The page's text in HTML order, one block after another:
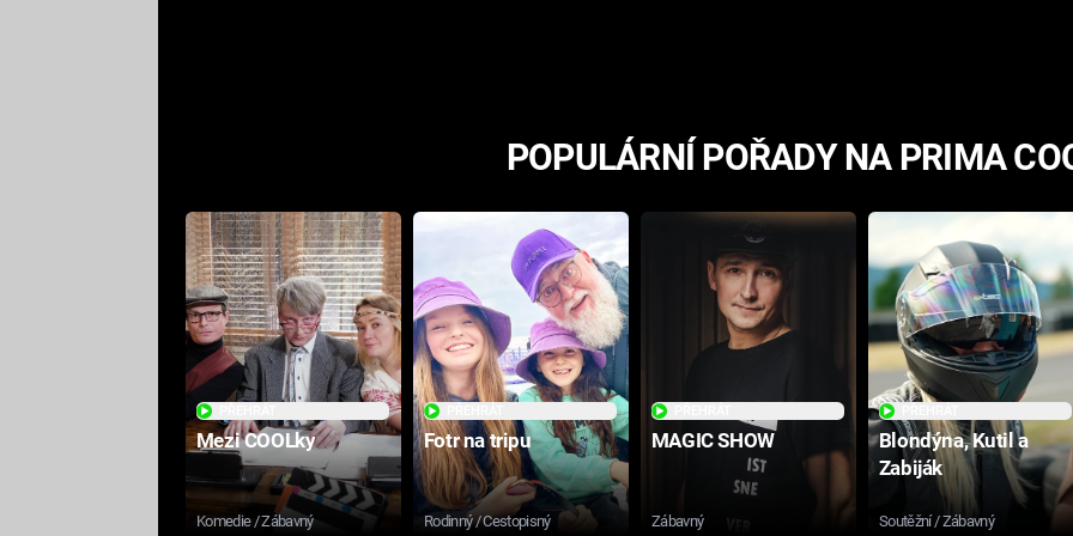
POPULÁRNÍ POŘADY NA PRIMA
Mezi COOLky
Komedie / Zábavný
Fotr na tripu
Rodinný / Cestopisný
MAGIC SHOW
Zábavný
Blondýna, Kutil a
Zabiják
Soutěžní / Zábavný